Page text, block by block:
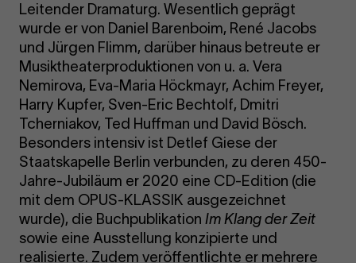
Leitender Dramaturg. Wesentlich geprägt
wurde er von Daniel Barenboim, René Jacobs
und Jürgen Flimm, darüber hinaus betreute er
Musiktheaterproduktionen von u. a. Vera
Nemirova, Eva-Maria Höckmayr, Achim Freyer,
Harry Kupfer, Sven-Eric Bechtolf, Dmitri
Tcherniakov, Ted Huffman und David Bösch.
Besonders intensiv ist Detlef Giese der
Staatskapelle Berlin verbunden, zu deren 450-
Jahre-Jubiläum er 2020 eine CD-Edition (die
mit dem OPUS-KLASSIK ausgezeichnet
wurde), die BuchpublikationIm Klang der Zeit
sowie eine Ausstellung konzipierte und
realisierte. Zudem veröffentlichte er mehrere